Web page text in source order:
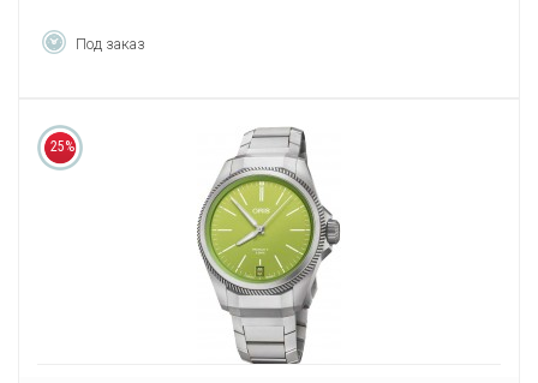
Под заказ
25%